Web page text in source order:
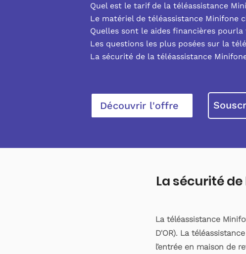
Quel est le tarif de la téléassistance
Le matériel de téléassistance Minifone
Quelles sont le aides financières
Les questions les plus posées sur la
La sécurité de la téléassistance
Découvrir l'offre
La sécurité
La téléassistance
D'OR). La
l’entrée en maison de